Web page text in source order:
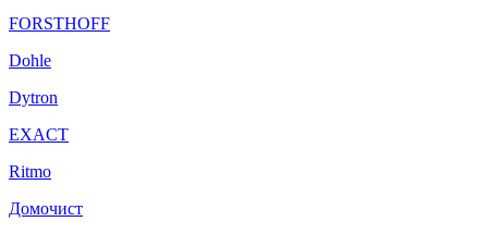
FORSTHOFF
Dohle
Dytron
EXACT
Ritmo
Домочист